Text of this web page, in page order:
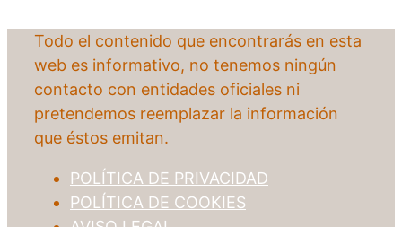
Todo el contenido que encontrarás en esta
web es informativo, no tenemos ningún
contacto con entidades oficiales ni
pretendemos reemplazar la información
que éstos emitan.
POLÍTICA DE PRIVACIDAD
POLÍTICA DE COOKIES